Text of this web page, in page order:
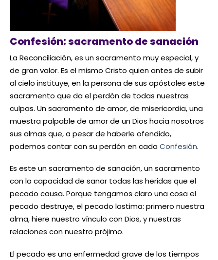
Confesión: sacramento de sanación
La Reconciliación, es un sacramento muy especial, y
de gran valor. Es el mismo Cristo quien antes de subir
al cielo instituye, en la persona de sus apóstoles este
sacramento que da el perdón de todas nuestras
culpas. Un sacramento de amor, de misericordia, una
muestra palpable de amor de un Dios hacia nosotros
sus almas que, a pesar de haberle ofendido,
podemos contar con su perdón en cadaConfesión.
Es este un sacramento de sanación, un sacramento
con la capacidad de sanar todas las heridas que el
pecado causa. Porque tengamos claro una cosa el
pecado destruye, el pecado lastima: primero nuestra
alma, hiere nuestro vínculo con Dios, y nuestras
relaciones con nuestro prójimo.
El pecado es una enfermedad grave de los tiempos